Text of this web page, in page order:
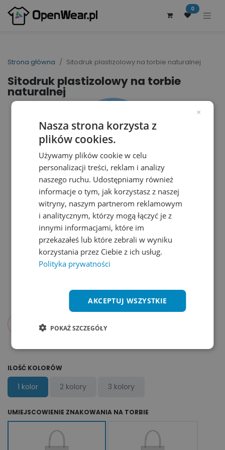
0
Strona główna Sitodruk plastizolowy na torbie naturalnej
Sitodruk plastizolowy na torbie
naturalnej
194,88złnetto
ILOŚĆ KOLORÓW
1 kolor 2 kolory 3 kolory
UMIEJSCOWIENIE ZNAKOWANIA NA TORBIE
×
Nasza strona korzysta z
plików cookies.
Używamy plików cookie w celu
personalizacji treści, reklam i analizy
naszego ruchu. Udostępniamy również
informacje o tym, jak korzystasz z naszej
witryny, naszym partnerom reklamowym
i analitycznym, którzy mogą łączyć je z
innymi informacjami, które im
przekazałeś lub które zebrali w wyniku
korzystania przez Ciebie z ich usług.
Polityka prywatności
AKCEPTUJ WSZYSTKIE
POKAŻ SZCZEGÓŁY